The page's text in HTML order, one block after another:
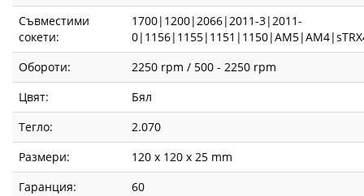
Съвместими
сокети:
1700|1200|2066|2011-3|2011-
Обороти:
2250 rpm / 500 - 2250 rpm
Цвят:
Бял
Тегло:
2.070
Размери:
120 x 120 x 25 mm
Гаранция:
60